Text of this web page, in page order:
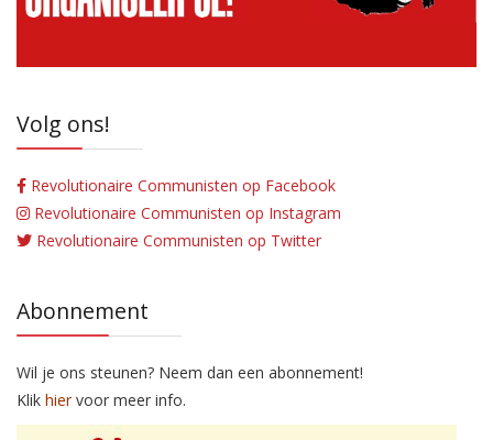
Volg ons!
Revolutionaire Communisten op Facebook
Revolutionaire Communisten op Instagram
Revolutionaire Communisten op Twitter
Abonnement
Wil je ons steunen? Neem dan een abonnement!
Klik hiervoor meer info.